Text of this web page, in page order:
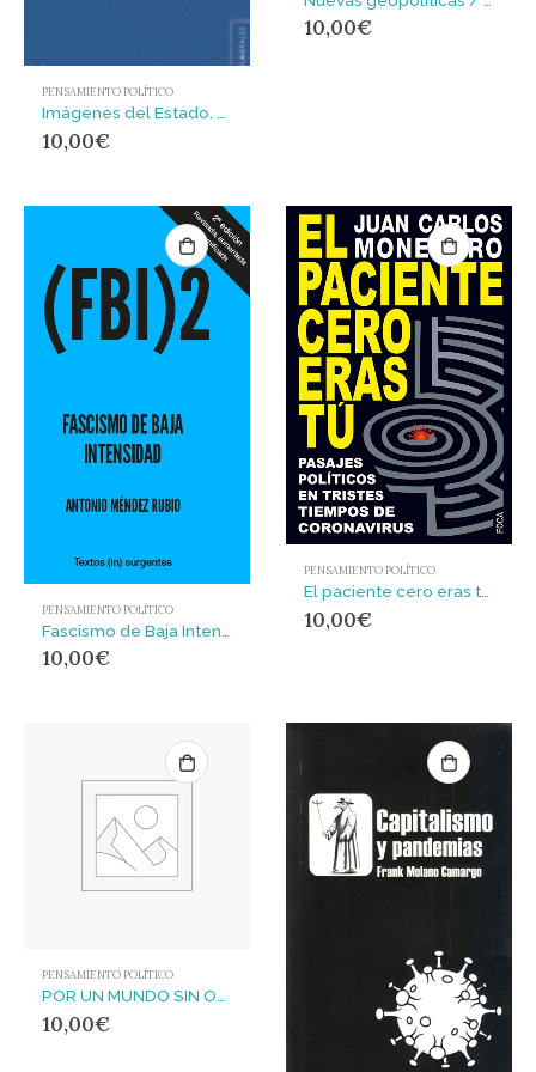
PENSAMIENTO POLÍTICO
Imágenes del Estado. Cultura, violencia y desarrollo : CULTURA VIOLENCIA Y DESARROLLO
10,00€
10,00€
PENSAMIENTO POLÍTICO
10,00€
PENSAMIENTO POLÍTICO
El paciente cero eras tú : Pasajes políticos en tiempos de coronavirus
10,00€
PENSAMIENTO POLÍTICO
10,00€